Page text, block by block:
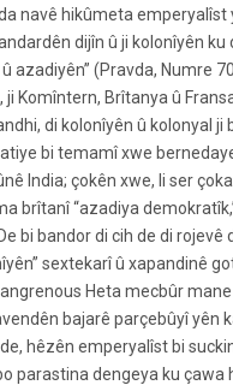
navê hikûmeta emperyalîst
dijîn û ji kolonîyên
azadiyên” (Pravda, Numre
ji Komîntern, Brîtanya û
di kolonîyên û kolonyal ji
bi temamî xwe
India; çokên xwe, li ser
brîtanî “azadiya
bi bandor di cih de di
sextekarî û xapandinê
Heta mecbûr
bajarê parçebûyî yên
hêzên emperyalîst bi
parastina dengeya ku çawa